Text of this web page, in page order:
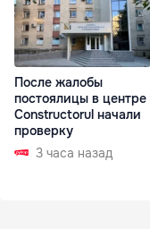
После жалобы
постоялицы в центре
Constructorul начали
проверку
3 часа назад